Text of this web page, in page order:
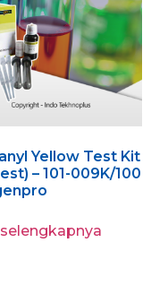
Yellow Test Kit
– 101-009K/100